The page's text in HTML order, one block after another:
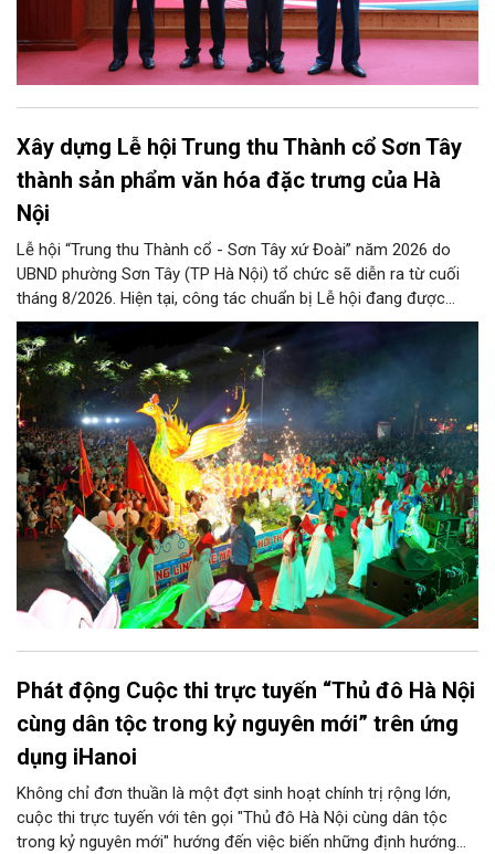
Xây dựng Lễ hội Trung thu Thành cổ Sơn Tây
thành sản phẩm văn hóa đặc trưng của Hà
Nội
Lễ hội “Trung thu Thành cổ - Sơn Tây xứ Đoài” năm 2026 do
UBND phường Sơn Tây (TP Hà Nội) tổ chức sẽ diễn ra từ cuối
tháng 8/2026. Hiện tại, công tác chuẩn bị Lễ hội đang được
chính quyền phường Sơn Tây cùng các phòng, ban, ngành, đơn
vị và 25 tổ dân phố khẩn trương triển khai, tạo khí thế sôi nổi,
sẵn sàng mang đến cho Nhân dân và du khách một mùa Trung
thu quy mô, đặc sắc và giàu bản sắc văn hóa xứ Đoài.
Phát động Cuộc thi trực tuyến “Thủ đô Hà Nội
cùng dân tộc trong kỷ nguyên mới” trên ứng
dụng iHanoi
Không chỉ đơn thuần là một đợt sinh hoạt chính trị rộng lớn,
cuộc thi trực tuyến với tên gọi "Thủ đô Hà Nội cùng dân tộc
trong kỷ nguyên mới" hướng đến việc biến những định hướng